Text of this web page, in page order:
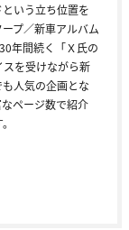
いう立ち位置を
プ／新車アルバム
年間続く「Ｘ氏の
を受けながら新
人気の企画とな
ページ数で紹介